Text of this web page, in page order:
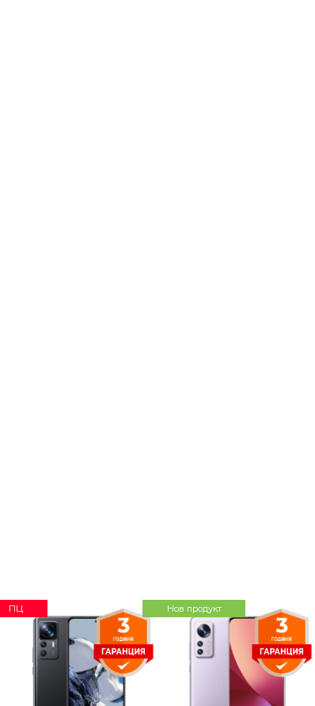
ПЦ Нов продукт